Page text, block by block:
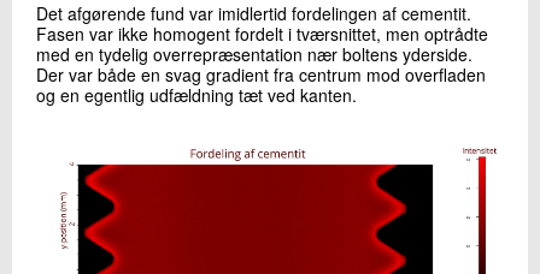
Det afgørende fund var imidlertid fordelingen af cementit.
Fasen var ikke homogent fordelt i tværsnittet, men optrådte
med en tydelig overrepræsentation nær boltens yderside.
Der var både en svag gradient fra centrum mod overfladen
og en egentlig udfældning tæt ved kanten.